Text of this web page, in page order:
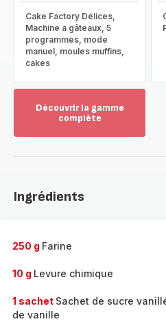
Cake Factory Délices,
Machine à gâteaux, 5
programmes, mode
manuel, moules muffins,
cakes
Découvrir la gamme
complète
gamme
Ingrédients
250 g Farine
10 g Levure chimique
1 sachet Sachet de sucre
de vanille